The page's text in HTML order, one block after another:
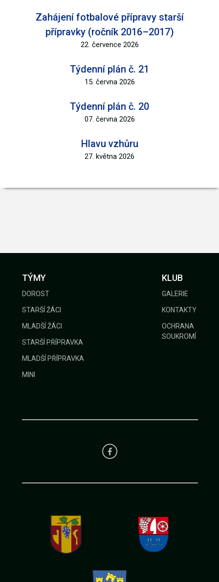
Zahájení fotbalové přípravy starší
přípravky (ročník 2016–2017)
22. července 2026
Týdenní plán č. 21
15. června 2026
Týdenní plán č. 20
07. června 2026
Hlavu vzhůru
27. května 2026
TÝMY
DOROST
STARŠÍ ŽÁCI
MLADŠÍ ŽÁCI
STARŠÍ PŘÍPRAVKA
MLADŠÍ PŘÍPRAVKA
MINI
KLUB
GALERIE
KONTAKTY
OCHRANA
SOUKROMÍ